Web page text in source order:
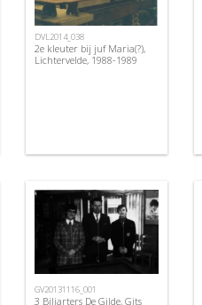
DVL2014_038
2e kleuter bij juf Maria(?),
Lichtervelde, 1988-1989
GV20131116_001
3 Biljarters De Gilde, Gits